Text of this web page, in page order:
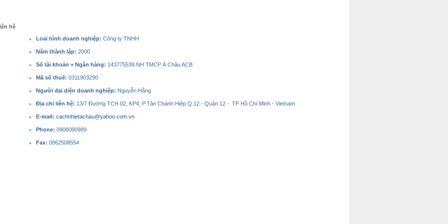
hệ
Loai hình doanh nghiệp: Công ty TNHH
Năm thành lập: 2000
Số tài khoản + Ngân hàng: 143775539 NH TMCP Á Châu ACB
Mã số thuế: 0311903290
Người đại diện doanh nghiệp: Nguyễn Hằng
Địa chỉ liên hệ: 13/7 Đường TCH 02, KP4, P.Tân Chánh Hiệp Q.12 - Quận 12 - TP Hồ Chí Minh - Vietnam
E-mail: cachnhietachau@yahoo.com.vn
Phone: 0908090989
Fax: 0862508554